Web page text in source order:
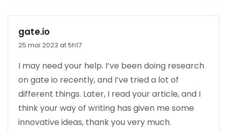
gate.io
25 mai 2023 at 5h17
I may need your help. I’ve been doing research
on gate io recently, and I’ve tried a lot of
different things. Later, I read your article, and I
think your way of writing has given me some
innovative ideas, thank you very much.